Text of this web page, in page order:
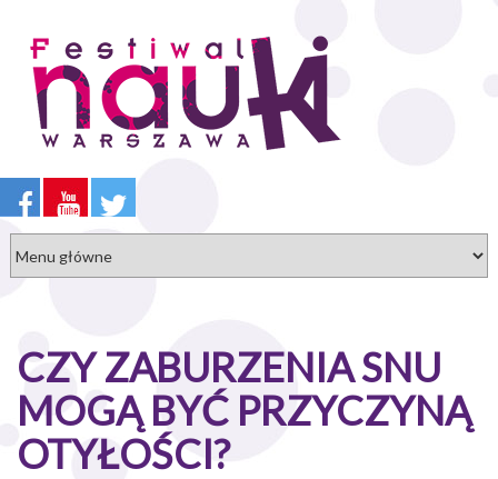
treści
CZY ZABURZENIA SNU
MOGĄ BYĆ PRZYCZYNĄ
OTYŁOŚCI?